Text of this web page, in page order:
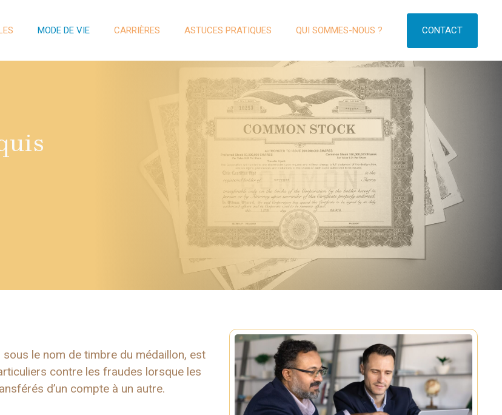
MODE DE VIE CARRIÈRES ASTUCES PRATIQUES QUI SOMMES-NOUS ? CONTACT
le nom de timbre du médaillon, est
contre les fraudes lorsque les
d’un compte à un autre.